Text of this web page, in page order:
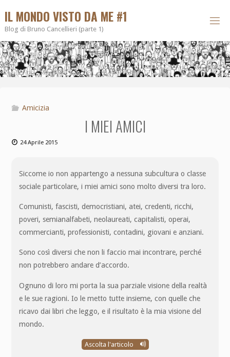
IL MONDO VISTO DA ME #1
Blog di Bruno Cancellieri (parte 1)
Amicizia
I MIEI AMICI
24 Aprile 2015
Siccome io non appartengo a nessuna subcultura o classe
sociale particolare, i miei amici sono molto diversi tra loro.
Comunisti, fascisti, democristiani, atei, credenti, ricchi,
poveri, semianalfabeti, neolaureati, capitalisti, operai,
commercianti, professionisti, contadini, giovani e anziani.
Sono così diversi che non li faccio mai incontrare, perché
non potrebbero andare d’accordo.
Ognuno di loro mi porta la sua parziale visione della realtà
e le sue ragioni. Io le metto tutte insieme, con quelle che
ricavo dai libri che leggo, e il risultato è la mia visione del
mondo.
Ascolta l'articolo